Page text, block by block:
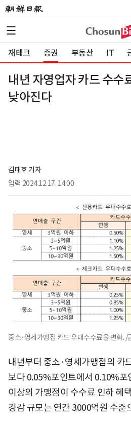
재테크 증권 부동산 IT
내년 자영업자 카드 수수
낮아진다
김태호 기자
입력 2024.12.17. 14:00
중소·영세가맹점 카드 우대수수료율 변화. /
내년부터 중소·영세가맹점의 카
보다 0.05%포인트에서 0.10%포
이상의 가맹점이 수수료 인하 혜
경감 규모는 연간 3000억원 수준